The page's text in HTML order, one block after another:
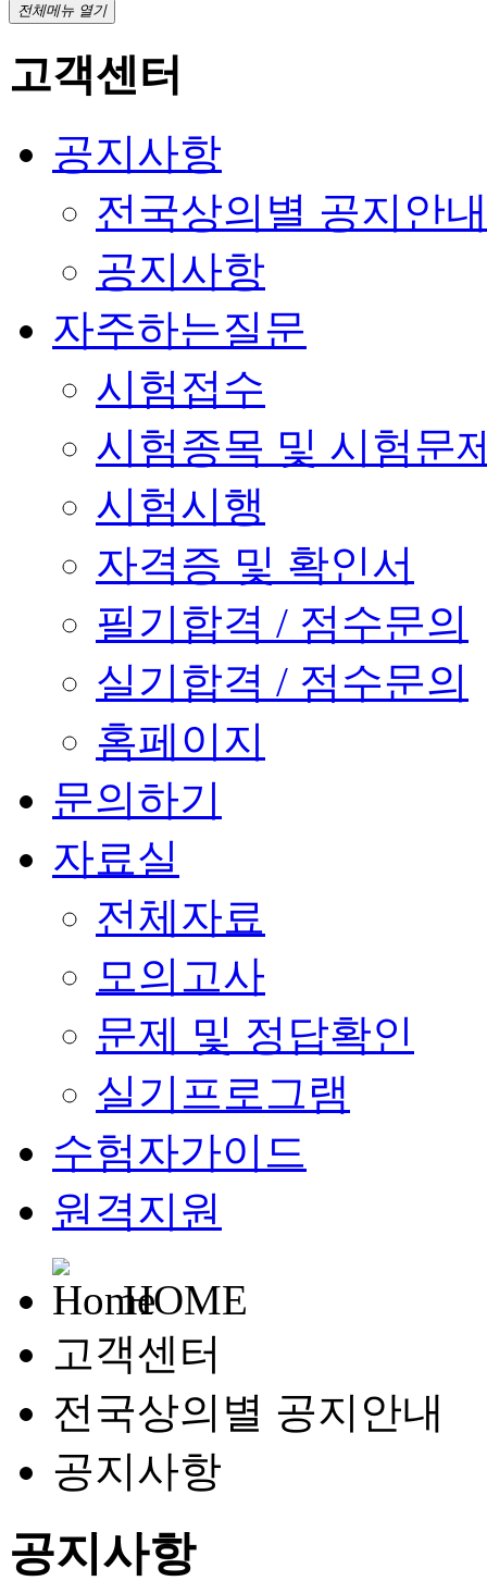
전체메뉴 열기
고객센터
공지사항
전국상의별 공지안내
공지사항
자주하는질문
시험접수
시험종목 및 시험문
시험시행
자격증 및 확인서
필기합격 / 점수문의
실기합격 / 점수문의
홈페이지
문의하기
자료실
전체자료
모의고사
문제 및 정답확인
실기프로그램
수험자가이드
원격지원
HOME
고객센터
전국상의별 공지안내
공지사항
공지사항